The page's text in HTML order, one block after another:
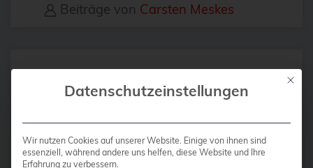
backup
bhyve
bitnami
BSP
Beiträge von Carsten Meskes
17 FEBRUAR 2022
Erweiterung des
Instaclustr
Monitoringsystems: Die
Mit
Datenschutzeinstellungen
Wir nutzen Cookies auf unserer Website. Einige von ihnen sind
essenziell, während andere uns helfen, diese Website und Ihre
Erfahrung zu verbessern.